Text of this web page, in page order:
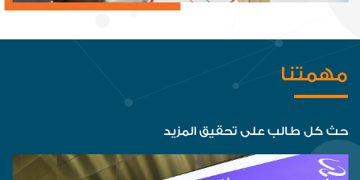
مهمتنا
حث كل طالب على تحقيق المزيد